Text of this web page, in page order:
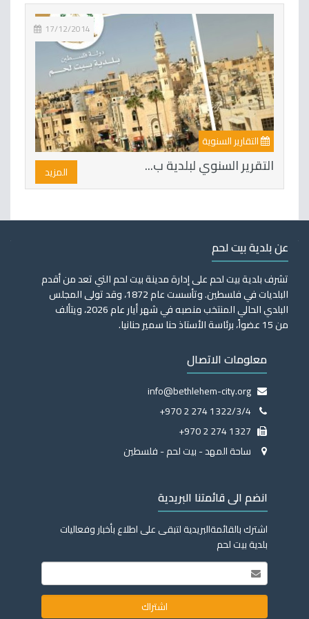
التقارير السنوية
التقرير السنوي لبلدية ب...
17/12/2014
المزيد
عن بلدية بيت لحم
تشرف بلدية بيت لحم على إدارة مدينة بيت لحم التي تعد من أقدم
البلديات في فلسطين. وتأسست عام 1872، وقد تولى المجلس
البلدي الحالي المنتخب منصبه في شهر أيار عام 2026، ويتألف
من 15 عضواً، برئاسة الأستاذ حنا سمير حنانيا.
معلومات الاتصال
info@bethlehem-city.org
+970 2 274 1322/3/4
+970 2 274 1327
ساحة المهد - بيت لحم - فلسطين
انضم الى قائمتنا البريدية
اشترك بالقائمةالبريدية لتبقى على اطلاع بأخبار وفعاليات
بلدية بيت لحم